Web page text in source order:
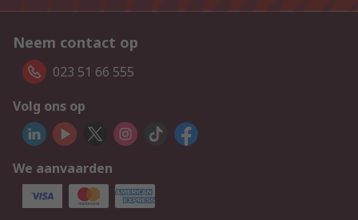
Neem contact op
023 51 66 555
Volg ons op
We aanvaarden